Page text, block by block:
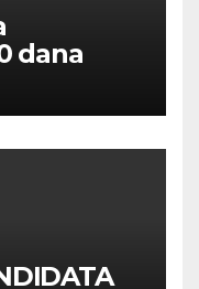
dana